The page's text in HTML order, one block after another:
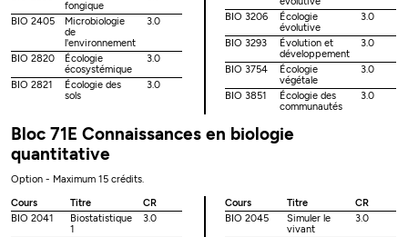
fongique
BIO 2405
Microbiologie
de
l'environnement
3.0
BIO 2820
Écologie
écosystémique
3.0
BIO 2821
Écologie des
sols
3.0
BIO 3206
Écologie
évolutive
3.0
BIO 3293
Évolution et
développement
3.0
BIO 3754
Écologie
végétale
3.0
BIO 3851
Écologie des
communautés
3.0
Bloc 71E Connaissances en biologie
quantitative
Option - Maximum 15 crédits.
Cours
Titre
CR
BIO 2041
Biostatistique
1
3.0
Cours Titre
CR
BIO 2045
Simuler le
vivant
3.0